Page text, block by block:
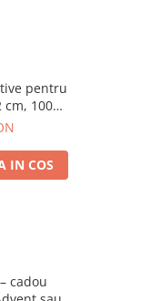
pentru
cm, 100
IN COS
cadou